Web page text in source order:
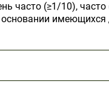
часто (≥1/10),
основании